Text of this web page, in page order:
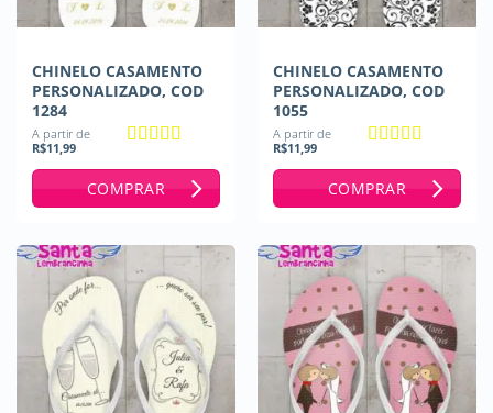
CHINELO CASAMENTO
PERSONALIZADO, COD
1284
A partir de
R$11,99
COMPRAR
CHINELO CASAMENTO
PERSONALIZADO, COD
1055
A partir de
R$11,99
COMPRAR